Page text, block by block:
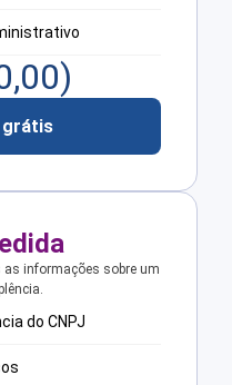
)
grátis
informações sobre um
do CNPJ